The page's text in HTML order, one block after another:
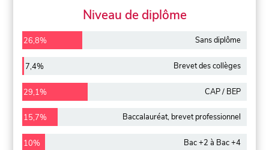
Niveau de diplôme
26,8% Sans diplôme
7,4% Brevet des collèges
29,1% CAP / BEP
15,7% Baccalauréat, brevet professionnel
10% Bac +2 à Bac +4